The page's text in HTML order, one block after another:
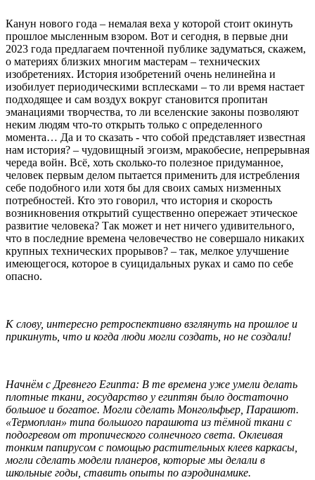
Канун нового года – немалая веха у которой стоит окинуть
прошлое мысленным взором. Вот и сегодня, в первые дни
2023 года предлагаем почтенной публике задуматься, скажем,
о материях близких многим мастерам – технических
изобретениях. История изобретений очень нелинейна и
изобилует периодическими всплесками – то ли время настает
подходящее и сам воздух вокруг становится пропитан
эманациями творчества, то ли вселенские законы позволяют
неким людям что-то открыть только с определенного
момента… Да и то сказать - что собой представляет известная
нам история? – чудовищный эгоизм, мракобесие, непрерывная
череда войн. Всё, хоть сколько-то полезное придуманное,
человек первым делом пытается применить для истребления
себе подобного или хотя бы для своих самых низменных
потребностей. Кто это говорил, что история и скорость
возникновения открытий существенно опережает этическое
развитие человека? Так может и нет ничего удивительного,
что в последние времена человечество не совершало никаких
крупных технических прорывов? – так, мелкое улучшение
имеющегося, которое в суицидальных руках и само по себе
опасно.
К слову, интересно ретроспективно взглянуть на прошлое и
прикинуть, что и когда люди могли создать, но не создали!
Начнём с Древнего Египта: В те времена уже умели делать
плотные ткани, государство у египтян было достаточно
большое и богатое. Могли сделать Монгольфьер, Парашют.
«Термоплан» типа большого парашюта из тёмной ткани с
подогревом от тропического солнечного света. Оклеивая
тонким папирусом с помощью растительных клеев каркасы,
могли сделать модели планеров, которые мы делали в
школьные годы, ставить опыты по аэродинамике.